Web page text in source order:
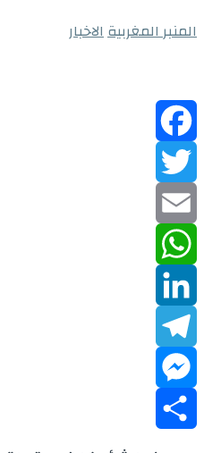
المنبر المغربيةالاخبار
Facebook
Twitter
Email
WhatsApp
LinkedIn
Telegram
Messenger